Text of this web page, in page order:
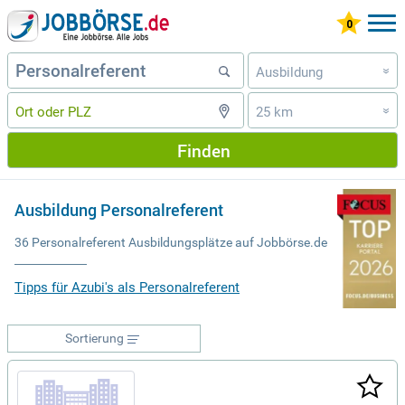
Ausbildung »
25 km »
Finden
Ausbildung Personalreferent
36 Personalreferent Ausbildungsplätze auf Jobbörse.de
Tipps für Azubi's als Personalreferent
Sortierung